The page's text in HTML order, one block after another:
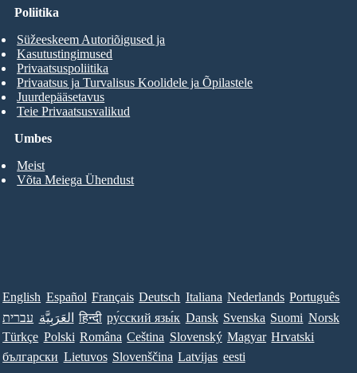
Umbes
Meist
Võta Meiega Ühendust
Poliitika
Süžeeskeem Autoriõigused ja
Kasutustingimused
Privaatsuspoliitika
Privaatsus ja Turvalisus Koolidele ja Õpilastele
Juurdepääsetavus
Teie Privaatsusvalikud
English Español Français Deutsch Italiana Nederlands Português
עברית العَرَبِيَّة हिन्दी ру́сский язы́к Dansk Svenska Suomi Norsk
Türkçe Polski Româna Ceština Slovenský Magyar Hrvatski
български Lietuvos Slovenščina Latvijas eesti